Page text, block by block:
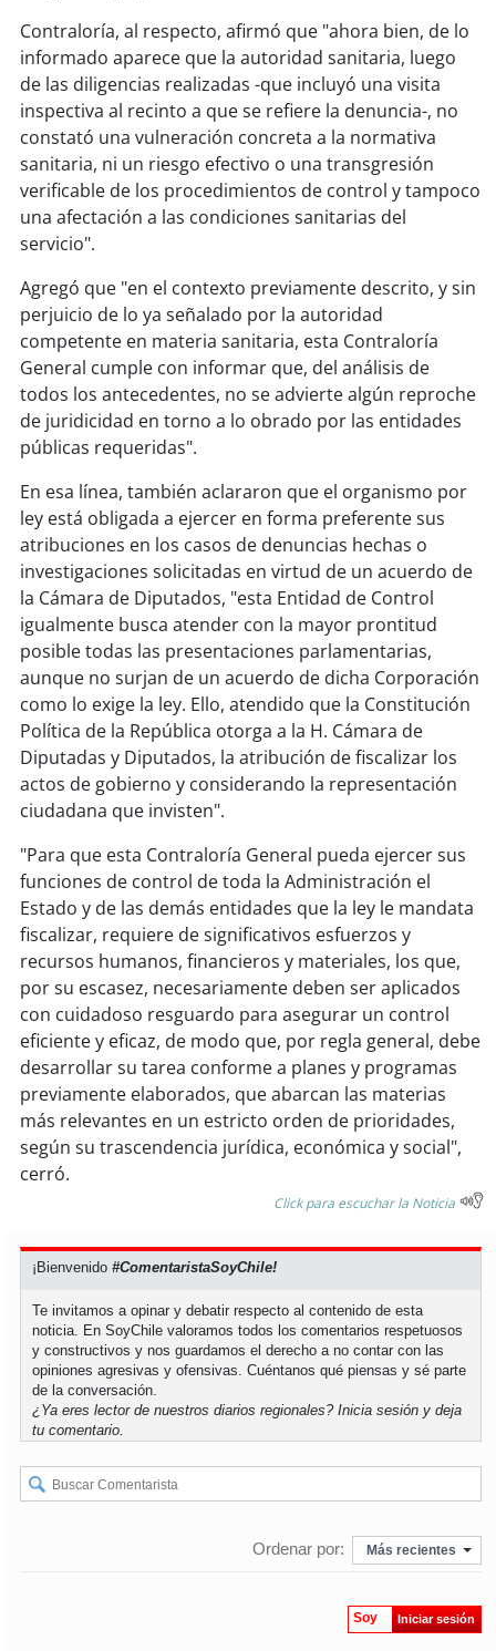
Contraloría, al respecto, afirmó que "ahora bien, de lo
informado aparece que la autoridad sanitaria, luego
de las diligencias realizadas -que incluyó una visita
inspectiva al recinto a que se refiere la denuncia-, no
constató una vulneración concreta a la normativa
sanitaria, ni un riesgo efectivo o una transgresión
verificable de los procedimientos de control y tampoco
una afectación a las condiciones sanitarias del
servicio".
Agregó que "en el contexto previamente descrito, y sin
perjuicio de lo ya señalado por la autoridad
competente en materia sanitaria, esta Contraloría
General cumple con informar que, del análisis de
todos los antecedentes, no se advierte algún reproche
de juridicidad en torno a lo obrado por las entidades
públicas requeridas".
En esa línea, también aclararon que el organismo por
ley está obligada a ejercer en forma preferente sus
atribuciones en los casos de denuncias hechas o
investigaciones solicitadas en virtud de un acuerdo de
la Cámara de Diputados, "esta Entidad de Control
igualmente busca atender con la mayor prontitud
posible todas las presentaciones parlamentarias,
aunque no surjan de un acuerdo de dicha Corporación
como lo exige la ley. Ello, atendido que la Constitución
Política de la República otorga a la H. Cámara de
Diputadas y Diputados, la atribución de fiscalizar los
actos de gobierno y considerando la representación
ciudadana que invisten".
"Para que esta Contraloría General pueda ejercer sus
funciones de control de toda la Administración el
Estado y de las demás entidades que la ley le mandata
fiscalizar, requiere de significativos esfuerzos y
recursos humanos, financieros y materiales, los que,
por su escasez, necesariamente deben ser aplicados
con cuidadoso resguardo para asegurar un control
eficiente y eficaz, de modo que, por regla general, debe
desarrollar su tarea conforme a planes y programas
previamente elaborados, que abarcan las materias
más relevantes en un estricto orden de prioridades,
según su trascendencia jurídica, económica y social",
cerró.
Click para escuchar la Noticia
¡Bienvenido#ComentaristaSoyChile!
Te invitamos a opinar y debatir respecto al contenido de esta
noticia. En SoyChile valoramos todos los comentarios respetuosos
y constructivos y nos guardamos el derecho a no contar con las
opiniones agresivas y ofensivas. Cuéntanos qué piensas y sé parte
de la conversación.
¿Ya eres lector de nuestros diarios regionales?Inicia sesión y deja
tu comentario.
Ordenar por: Más recientes
Soy Iniciar sesión